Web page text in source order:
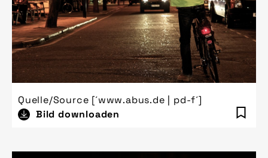
Quelle/Source [´www.abus.de | pd-f´]
Bild downloaden